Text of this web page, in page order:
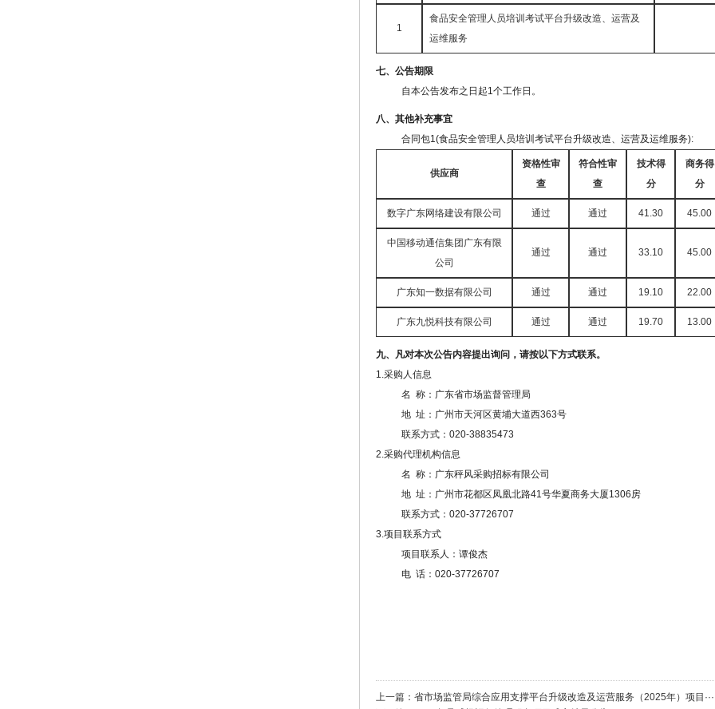
1
食品安全管理人员培训考试平台升级改造、运营及
运维服务
七、公告期限
自本公告发布之日起1个工作日。
八、其他补充事宜
合同包1(食品安全管理人员培训考试平台升级改造、运营及运维服务):
供应商
资格性审
查
符合性审
查
技术得
分
商务得
分
数字广东网络建设有限公司 通过 通过 41.30 45.00
中国移动通信集团广东有限
公司
通过 通过 33.10 45.00
广东知一数据有限公司 通过 通过 19.10 22.00
广东九悦科技有限公司 通过 通过 19.70 13.00
九、凡对本次公告内容提出询问，请按以下方式联系。
1.采购人信息
名 称：广东省市场监督管理局
地 址：广州市天河区黄埔大道西363号
联系方式： 020-38835473
2.采购代理机构信息
名 称：广东秤风采购招标有限公司
地 址：广州市花都区凤凰北路41号华夏商务大厦1306房
联系方式： 020-37726707
3.项目联系方式
项目联系人：谭俊杰
电 话：020-37726707
上一篇： 省市场监管局综合应用支撑平台升级改造及运营服务（2025年）项目···